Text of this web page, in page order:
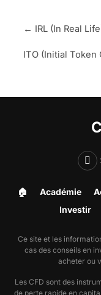
← IRL (In Real
ITO (Initial
🏠︎ Académie
Investir
Ce site et les
cas des conseils en
acheter ou
Les CFD sont des
de perte rapide en